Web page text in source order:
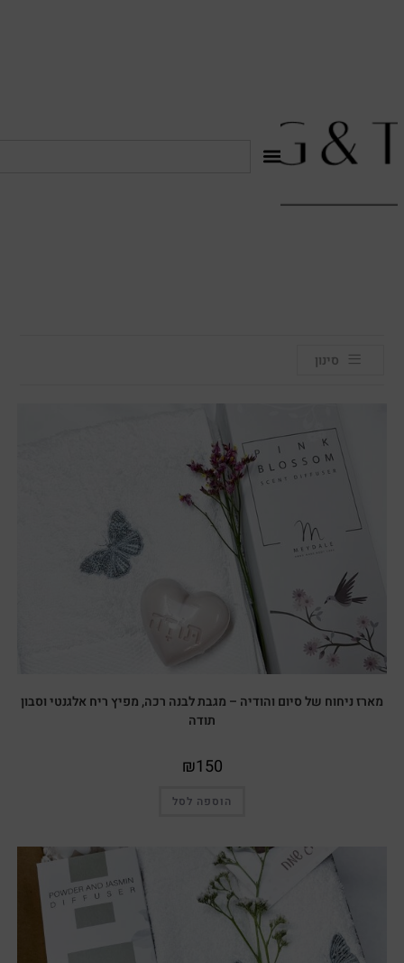
סינון
מארז ניחוח של סיום והודיה – מגבת לבנה רכה, מפיץ ריח אלגנטי וסבון
תודה
₪150
הוספה לסל